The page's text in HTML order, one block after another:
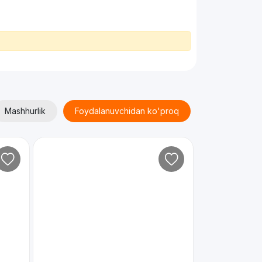
Mashhurlik Foydalanuvchidan ko'proq